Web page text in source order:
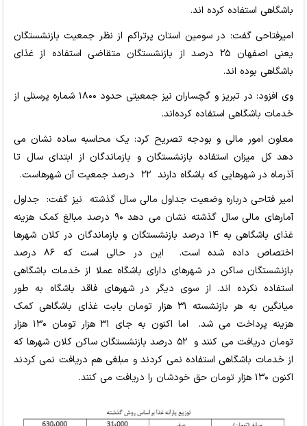
باشگاهی استفاده کرده اند.
امیرفتاحی گفت: در سومین استان پرتراکم از نظر جمعیت بازنشستگان
یعنی اصفهان ۲۵ درصد از بازنشستگان متقاضی استفاده از غذای
باشگاهی بوده اند.
وی افزود: در تبریز و گچساران نیز جمعیتی حدود ۱۸۰۰ شماره پرسنلی از
خدمات باشگاهی استفاده کرده‌اند.
معاون امور مالی و بودجه تصریح کرد: یک محاسبه ساده نشان می
دهد کل میزان استفاده بازنشستگان و بازماندگان از ابتدای سال تا
آذرماه در شهرهایی که باشگاه دارند ۲۲ درصد جمعیت آن شهرهاست.
امیر فتاحی درباره وضعیت جداول مالی سال گذشته نیز گفت: جداول
آمارهای مالی سال گذشته نشان می دهد ۹۰ درصد مبالغ کمک هزینه
غذای باشگاهی به ۱۴ درصد بازنشستگان و بازماندگان در کلان شهرها
اختصاص داده شده است. این در حالی است که ۸۶ درصد
بازنشستگان ساکن در شهرهای دارای باشگاه عملا از خدمات باشگاهی
استفاده نکرده اند. از سوی دیگر در شهرهای فاقد باشگاه به طور
میانگین به هر بازنشسته ۳۱ هزار تومان بابت غذای باشگاهی کمک
هزینه پرداخت می شد. اما اکنون به جای ۳۱ هزار تومان ۱۳۰ هزار
تومان دریافت می کنند و ۵۲ درصد بازنشستگان ساکن کلان شهرها که
از خدمات باشگاهی استفاده نمی کردند و مبلغی هم دریافت نمی کردند
اکنون ۱۳۰ هزار تومان حق خودشان را دریافت می کنند.